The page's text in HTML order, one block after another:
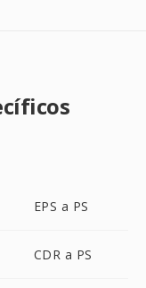
EPS a PS
CDR a PS